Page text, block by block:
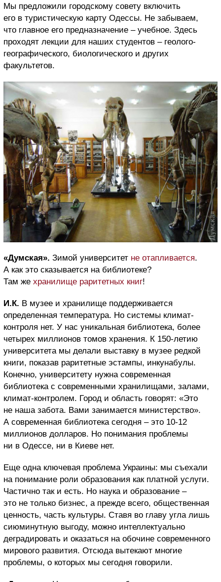
Мы предложили городскому совету включить
его в туристическую карту Одессы. Не забываем,
что главное его предназначение – учебное. Здесь
проходят лекции для наших студентов – геолого-
географического, биологического и других
факультетов.
«Думская». Зимой университет не отапливается.
А как это сказывается на библиотеке?
Там же хранилище раритетных книг!
И.К. В музее и хранилище поддерживается
определенная температура. Но системы климат-
контроля нет. У нас уникальная библиотека, более
четырех миллионов томов хранения. К 150-летию
университета мы делали выставку в музее редкой
книги, показав раритетные эстампы, инкунабулы.
Конечно, университету нужна современная
библиотека с современными хранилищами, залами,
климат-контролем. Город и область говорят: «Это
не наша забота. Вами занимается министерство».
А современная библиотека сегодня – это 10-12
миллионов долларов. Но понимания проблемы
ни в Одессе, ни в Киеве нет.
Еще одна ключевая проблема Украины: мы съехали
на понимание роли образования как платной услуги.
Частично так и есть. Но наука и образование –
это не только бизнес, а прежде всего, общественная
ценность, часть культуры. Ставя во главу угла лишь
сиюминутную выгоду, можно интеллектуально
деградировать и оказаться на обочине современного
мирового развития. Отсюда вытекают многие
проблемы, о которых мы сегодня говорили.